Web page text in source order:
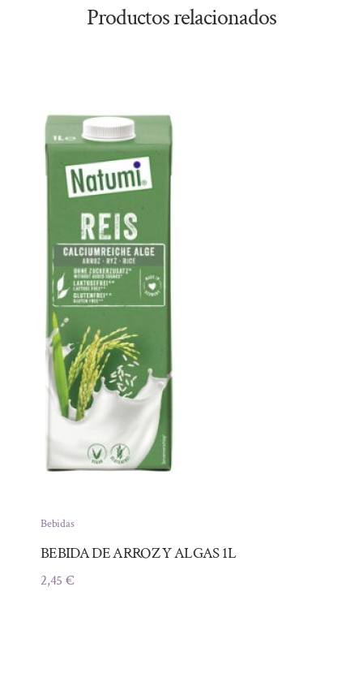
Productos relacionados
Bebidas
BEBIDA DE ARROZ Y ALGAS 1L
2,45€